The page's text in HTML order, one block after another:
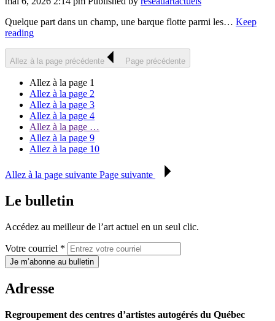
Quelque part dans un champ, une barque flotte parmi les… Keep
reading
Allez à la page précédente Page précédente
Allez à la page 1
Allez à la page 2
Allez à la page 3
Allez à la page 4
Allez à la page …
Allez à la page 9
Allez à la page 10
Allez à la page suivante Page suivante
Le bulletin
Accédez au meilleur de l’art actuel en un seul clic.
Votre courriel *
Je m’abonne au bulletin
Adresse
Regroupement des centres d’artistes autogérés du Québec